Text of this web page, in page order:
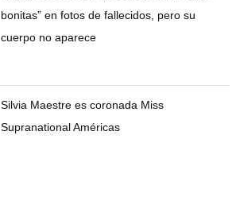
bonitas” en fotos de fallecidos, pero su
cuerpo no aparece
Silvia Maestre es coronada Miss
Supranational Américas